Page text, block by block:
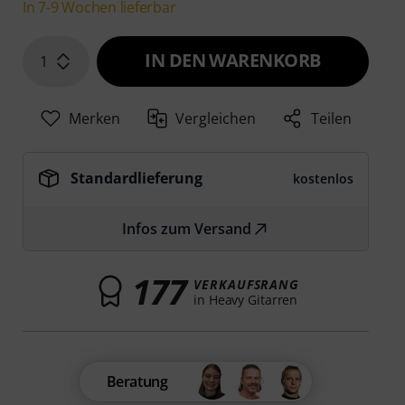
In 7-9 Wochen lieferbar
1 IN DEN WARENKORB
Merken Vergleichen Teilen
Standardlieferung kostenlos
Infos zum Versand
177 VERKAUFSRANG
in Heavy Gitarren
Beratung